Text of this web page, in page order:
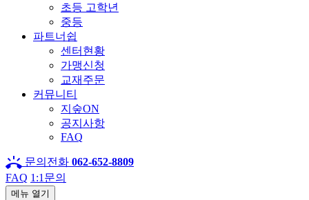
초등 고학년
중등
파트너쉽
센터현황
가맹신청
교재주문
커뮤니티
지숲ON
공지사항
FAQ
ring_volume 문의전화 062-652-8809
FAQ 1:1문의
메뉴 열기